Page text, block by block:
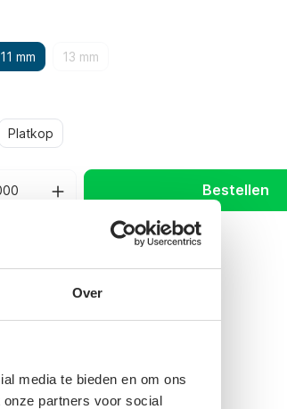
Over
media te bieden en om ons
partners voor social
11 mm 13 mm
Platkop
Bestellen